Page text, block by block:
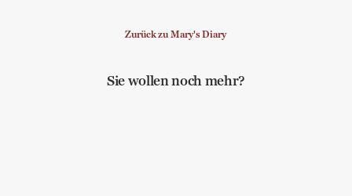
Zurück zu Mary's Diary
Sie wollen noch mehr?